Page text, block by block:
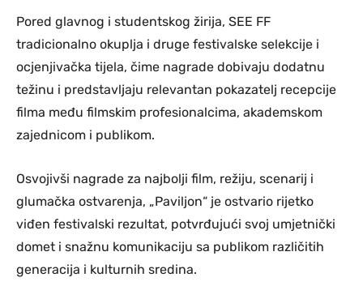
Pored glavnog i studentskog žirija, SEE FF
tradicionalno okuplja i druge festivalske selekcije i
ocjenjivačka tijela, čime nagrade dobivaju dodatnu
težinu i predstavljaju relevantan pokazatelj recepcije
filma među filmskim profesionalcima, akademskom
zajednicom i publikom.
Osvojivši nagrade za najbolji film, režiju, scenarij i
glumačka ostvarenja, „Paviljon“ je ostvario rijetko
viđen festivalski rezultat, potvrđujući svoj umjetnički
domet i snažnu komunikaciju sa publikom različitih
generacija i kulturnih sredina.